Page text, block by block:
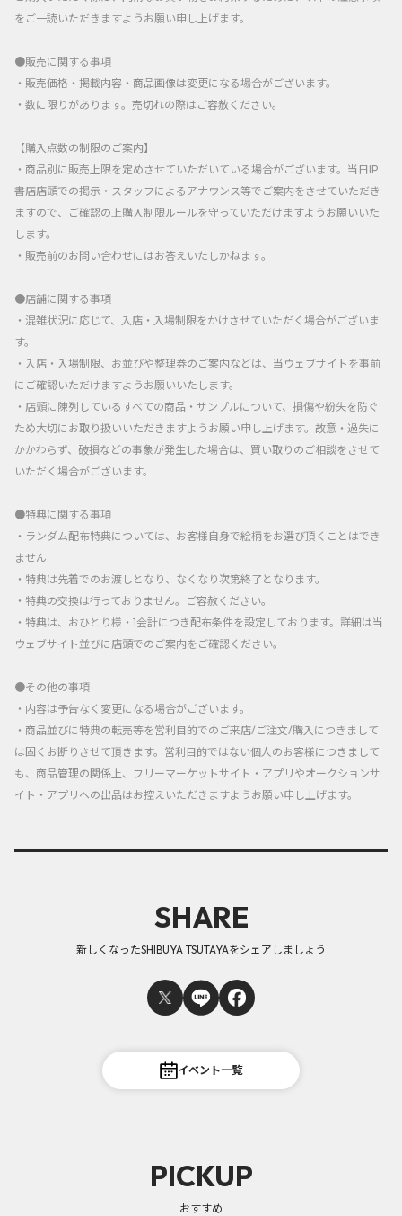
をご一読いただきますようお願い申し上げます。
●販売に関する事項
・販売価格・掲載内容・商品画像は変更になる場合がございます。
・数に限りがあります。売切れの際はご容赦ください。
【購入点数の制限のご案内】
・商品別に販売上限を定めさせていただいている場合がございます。当日IP
書店店頭での掲示・スタッフによるアナウンス等でご案内をさせていただき
ますので、ご確認の上購入制限ルールを守っていただけますようお願いいた
します。
・販売前のお問い合わせにはお答えいたしかねます。
●店舗に関する事項
・混雑状況に応じて、入店・入場制限をかけさせていただく場合がございま
す。
・入店・入場制限、お並びや整理券のご案内などは、当ウェブサイトを事前
にご確認いただけますようお願いいたします。
・店頭に陳列しているすべての商品・サンプルについて、損傷や紛失を防ぐ
ため大切にお取り扱いいただきますようお願い申し上げます。故意・過失に
かかわらず、破損などの事象が発生した場合は、買い取りのご相談をさせて
いただく場合がございます。
●特典に関する事項
・ランダム配布特典については、お客様自身で絵柄をお選び頂くことはでき
ません
・特典は先着でのお渡しとなり、なくなり次第終了となります。
・特典の交換は行っておりません。ご容赦ください。
・特典は、おひとり様・1会計につき配布条件を設定しております。詳細は当
ウェブサイト並びに店頭でのご案内をご確認ください。
●その他の事項
・内容は予告なく変更になる場合がございます。
・商品並びに特典の転売等を営利目的でのご来店/ご注文/購入につきまして
は固くお断りさせて頂きます。営利目的ではない個人のお客様につきまして
も、商品管理の関係上、フリーマーケットサイト・アプリやオークションサ
イト・アプリへの出品はお控えいただきますようお願い申し上げます。
SHARE
新しくなったSHIBUYA TSUTAYAをシェアしましょう
イベント一覧
PICKUP
おすすめ